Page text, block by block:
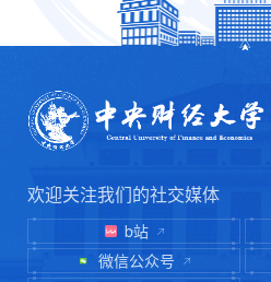
欢迎关注我们的社交媒体
b站
微信公众号